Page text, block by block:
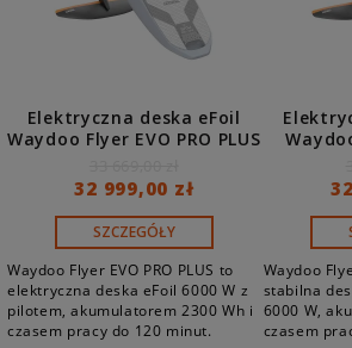
Elektryczna deska eFoil
Waydoo Flyer EVO PRO PLUS
i akumulatorem 2300 Wh
32 999,00 zł
SZCZEGÓŁY
Waydoo Flyer EVO PRO PLUS to
elektryczna deska eFoil 6000 W z
pilotem, akumulatorem 2300 Wh i
czasem pracy do 120 minut.
Waydoo
stabilna
6000 W,
czasem